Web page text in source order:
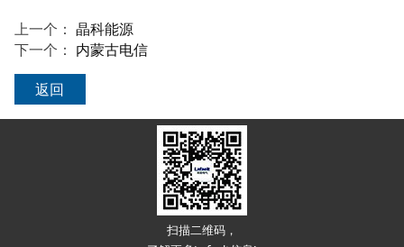
上一个： 晶科能源
下一个： 内蒙古电信
返回
扫描二维码，